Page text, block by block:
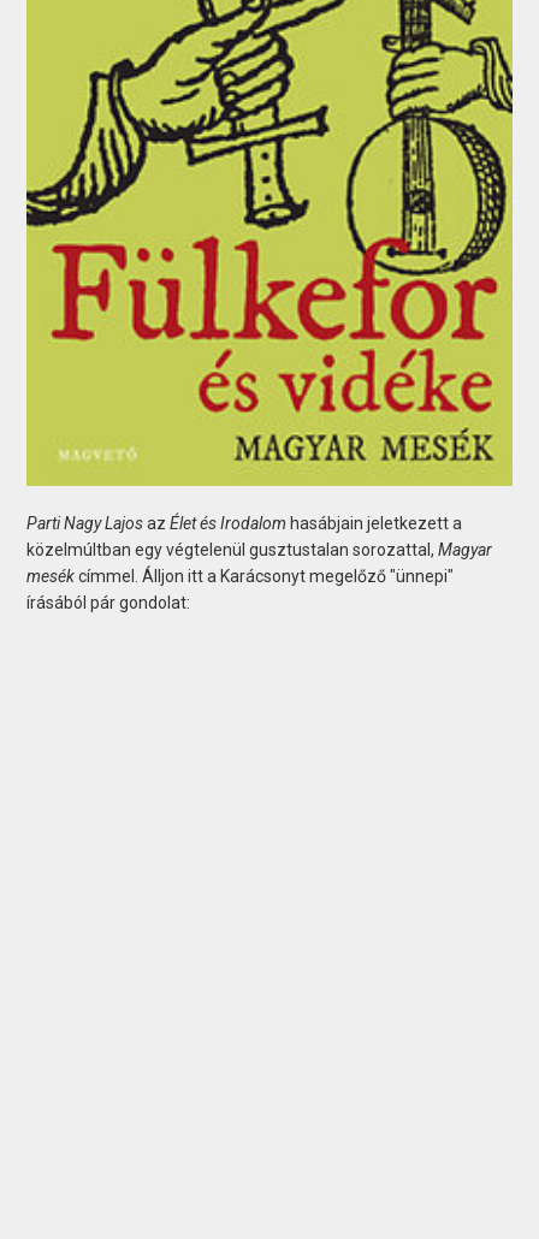
Parti Nagy LajosazÉlet és Irodalom hasábjain jeletkezett a
közelmúltban egy végtelenül gusztustalan sorozattal,Magyar
mesékcímmel. Álljon itt a Karácsonyt megelőző "ünnepi"
írásából pár gondolat: